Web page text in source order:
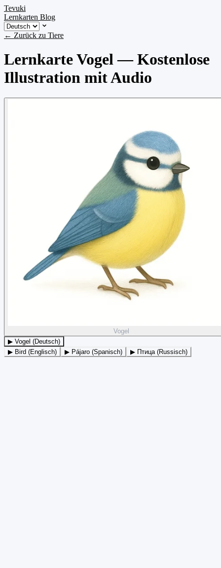
Tevuki
Lernkarten Blog
← Zurück zu Tiere
Lernkarte Vogel — Kostenlose
Illustration mit Audio
Vogel
▶ Vogel (Deutsch)
▶ Bird (Englisch)
▶ Pájaro (Spanisch) ▶ Птица (Russisch)